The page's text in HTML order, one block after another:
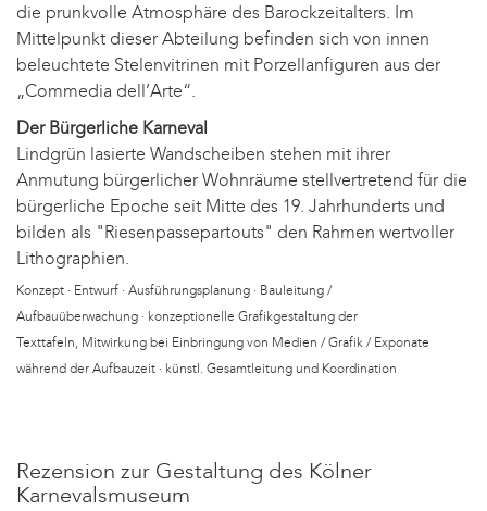
die prunkvolle Atmosphäre des Barockzeitalters. Im
Mittelpunkt dieser Abteilung befinden sich von innen
beleuchtete Stelenvitrinen mit Porzellanfiguren aus der
„Commedia dell’Arte“.
Der Bürgerliche Karneval
Lindgrün lasierte Wandscheiben stehen mit ihrer
Anmutung bürgerlicher Wohnräume stellvertretend für die
bürgerliche Epoche seit Mitte des 19. Jahrhunderts und
bilden als "Riesenpassepartouts" den Rahmen wertvoller
Lithographien.
Konzept · Entwurf · Ausführungsplanung · Bauleitung /
Aufbauüberwachung · konzeptionelle Grafikgestaltung der
Texttafeln, Mitwirkung bei Einbringung von Medien / Grafik / Exponate
während der Aufbauzeit · künstl. Gesamtleitung und Koordination
Rezension zur Gestaltung des Kölner
Karnevalsmuseum